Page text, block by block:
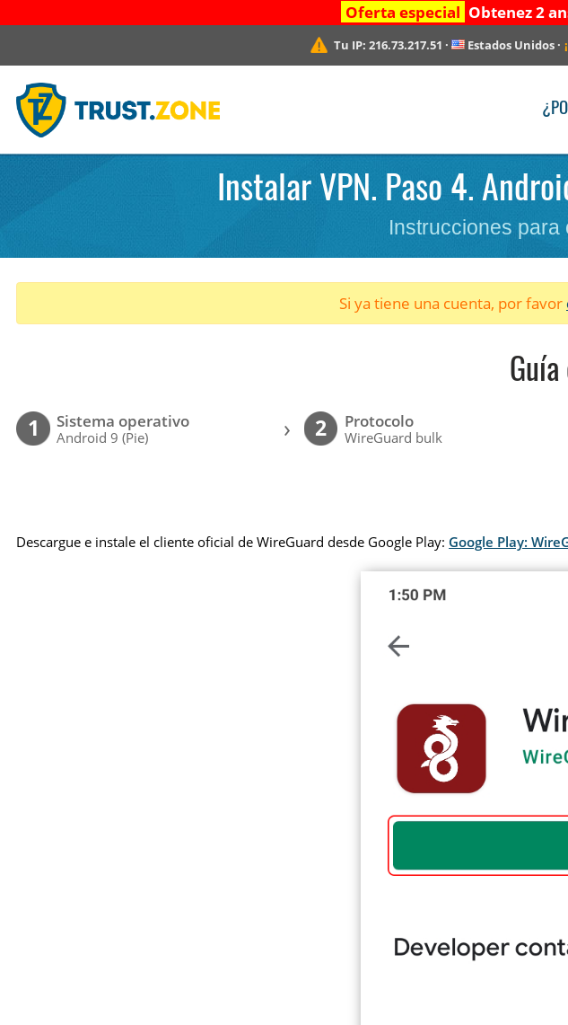
Oferta especial Obtenez 2
Tu IP:216.73.217.51 · Estados Unidos ·
Instalar VPN. Paso 4.
Instrucciones para
Si ya tiene una cuenta, por favor
Guía
1 Sistema operativo
Android 9 (Pie) › 2 Protocolo
WireGuard bulk
Descargue e instale el cliente oficial de WireGuard desde Google Play: Google Play: